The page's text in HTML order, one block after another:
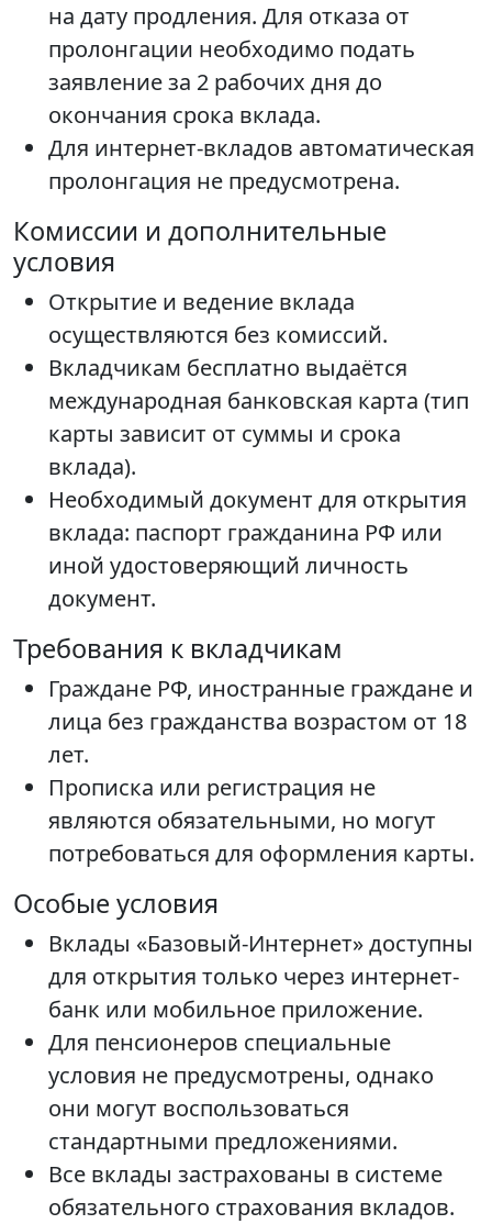
на дату продления. Для отказа от
пролонгации необходимо подать
заявление за 2 рабочих дня до
окончания срока вклада.
Для интернет-вкладов автоматическая
пролонгация не предусмотрена.
Комиссии и дополнительные
условия
Открытие и ведение вклада
осуществляются без комиссий.
Вкладчикам бесплатно выдаётся
международная банковская карта (тип
карты зависит от суммы и срока
вклада).
Необходимый документ для открытия
вклада: паспорт гражданина РФ или
иной удостоверяющий личность
документ.
Требования к вкладчикам
Граждане РФ, иностранные граждане и
лица без гражданства возрастом от 18
лет.
Прописка или регистрация не
являются обязательными, но могут
потребоваться для оформления карты.
Особые условия
Вклады «Базовый-Интернет» доступны
для открытия только через интернет-
банк или мобильное приложение.
Для пенсионеров специальные
условия не предусмотрены, однако
они могут воспользоваться
стандартными предложениями.
Все вклады застрахованы в системе
обязательного страхования вкладов.